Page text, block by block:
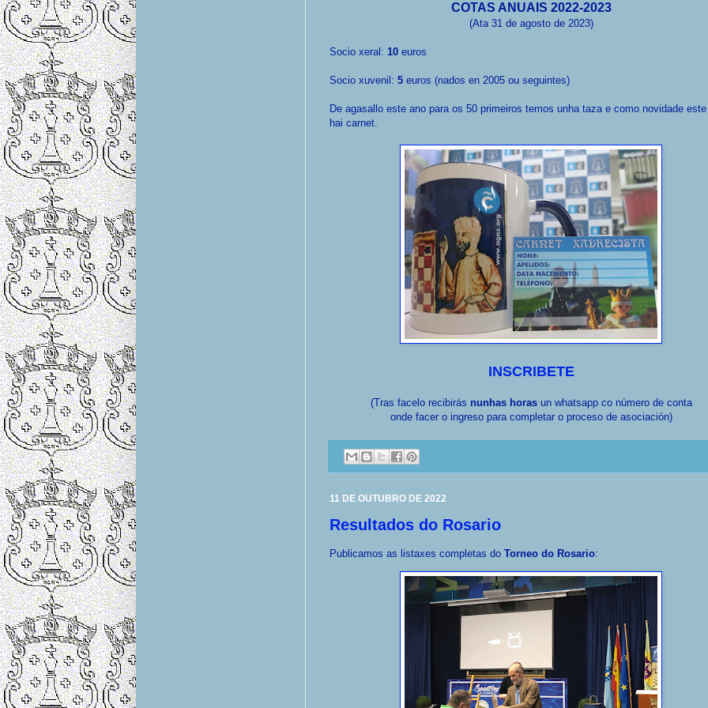
COTAS ANUAIS 2022-2023
(Ata 31 de agosto de 2023)
Socio xeral: 10 euros
Socio xuvenil: 5 euros (nados en 2005 ou seguintes)
De agasallo este ano para os 50 primeiros temos unha taza e como novidade
hai carnet.
INSCRIBETE
(Tras facelo recibirás nunhas horasun whatsapp co número de conta
onde facer o ingreso para completar o proceso de asociación)
11 DE OUTUBRO DE 2022
Resultados do Rosario
Publicamos as listaxes completas do Torneo do Rosario: